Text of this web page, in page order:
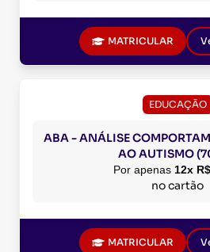
MATRICULAR
EDUCAÇÃO
ABA - ANÁLISE
AO AUTISMO
Por apenas 12x
no cartão
MATRICULAR